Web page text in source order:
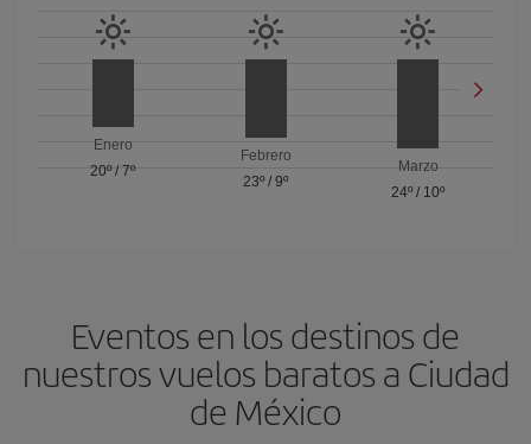
Enero
20º/7º
Febrero
23º / 9º
Marzo
24º / 10º
Eventos en los destinos de
nuestros vuelos baratos a Ciudad
de México